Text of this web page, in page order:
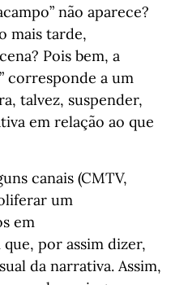
não aparece?
mais tarde,
Pois bem, a
corresponde a um
talvez, suspender,
em relação ao que
canais (CMTV,
um
em
por assim dizer,
da narrativa. Assim,